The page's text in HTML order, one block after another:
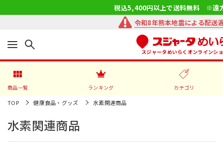
税込5,400円以上で送料無料 ※遠
令和8年熊本地震による配送
スジャータめいらくオンラインシ
商品一覧 ランキング カテゴリ
TOP 健康食品・グッズ 水素関連商品
水素関連商品